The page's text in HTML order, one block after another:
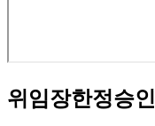
위임장한정승인